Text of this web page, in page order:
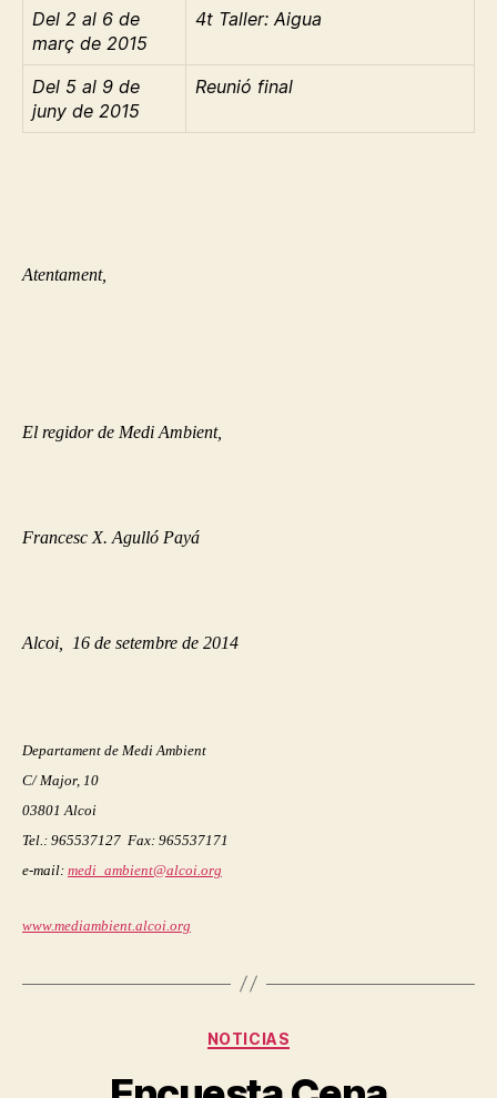
Del 2 al 6 de
març de 2015
4t Taller: Aigua
Del 5 al 9 de
juny de 2015
Reunió final
Atentament,
El regidor de Medi Ambient,
Francesc X. Agulló Payá
Alcoi, 16 de setembre de 2014
Departament de Medi Ambient
C/ Major, 10
03801 Alcoi
Tel.: 965537127 Fax: 965537171
e-mail: medi_ambient@alcoi.org
www.mediambient.alcoi.org
Categorías
NOTICIAS